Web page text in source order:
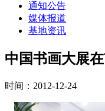
通知公告
媒体报道
基地资讯
中国书画大展
时间：2012-12-24